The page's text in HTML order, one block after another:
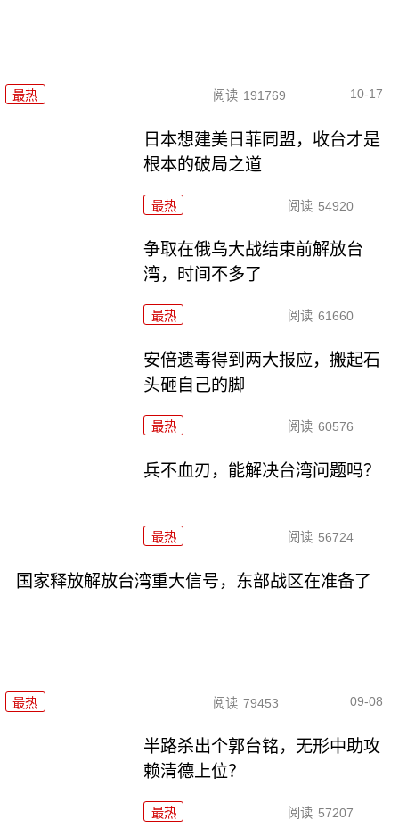
最热 阅读 191769 10-17
日本想建美日菲同盟，收台才是
根本的破局之道
最热 阅读 54920
争取在俄乌大战结束前解放台
湾，时间不多了
最热 阅读 61660
安倍遗毒得到两大报应，搬起石
头砸自己的脚
最热 阅读 60576
兵不血刃，能解决台湾问题吗？
最热 阅读 56724
国家释放解放台湾重大信号，东部战区在准备了
最热 阅读 79453 09-08
半路杀出个郭台铭，无形中助攻
赖清德上位？
最热 阅读 57207